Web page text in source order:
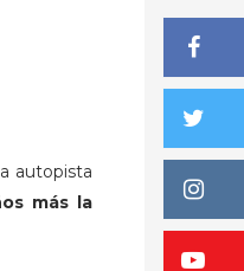
autopista
más la